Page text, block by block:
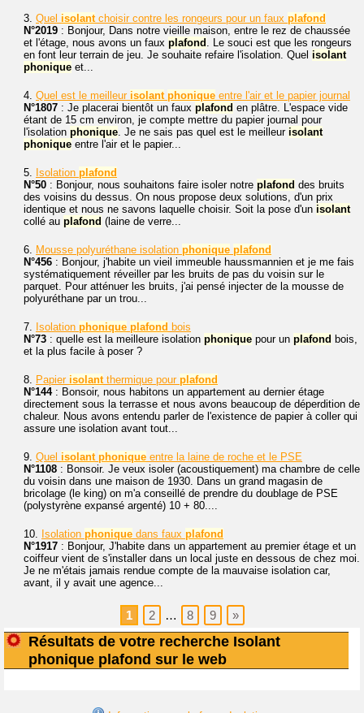
3. Quel isolant choisir contre les rongeurs pour un faux plafond
N°2019 : Bonjour, Dans notre vieille maison, entre le rez de chaussée
et l'étage, nous avons un faux plafond . Le souci est que les rongeurs
en font leur terrain de jeu. Je souhaite refaire l'isolation. Quel isolant
phonique et...
4. Quel est le meilleur isolant phonique entre l'air et le papier journal
N°1807 : Je placerai bientôt un faux plafond en plâtre. L'espace vide
étant de 15 cm environ, je compte mettre du papier journal pour
l'isolation phonique . Je ne sais pas quel est le meilleur isolant
phonique entre l'air et le papier...
5. Isolation plafond
N°50 : Bonjour, nous souhaitons faire isoler notre plafond des bruits
des voisins du dessus. On nous propose deux solutions, d'un prix
identique et nous ne savons laquelle choisir. Soit la pose d'un isolant
collé au plafond (laine de verre...
6. Mousse polyuréthane isolation phonique plafond
N°456 : Bonjour, j'habite un vieil immeuble haussmannien et je me fais
systématiquement réveiller par les bruits de pas du voisin sur le
parquet. Pour atténuer les bruits, j'ai pensé injecter de la mousse de
polyuréthane par un trou...
7. Isolation phonique plafond bois
N°73 : quelle est la meilleure isolation phonique pour un plafond bois,
et la plus facile à poser ?
8. Papier isolant thermique pour plafond
N°144: Bonsoir, nous habitons un appartement au dernier étage
directement sous la terrasse et nous avons beaucoup de déperdition de
chaleur. Nous avons entendu parler de l'existence de papier à coller qui
assure une isolation avant tout...
9. Quel isolant phonique entre la laine de roche et le PSE
N°1108 : Bonsoir. Je veux isoler (acoustiquement) ma chambre de celle
du voisin dans une maison de 1930. Dans un grand magasin de
bricolage (le king) on m'a conseillé de prendre du doublage de PSE
(polystyrène expansé argenté) 10 + 80....
10. Isolation phonique dans faux plafond
N°1917 : Bonjour, J'habite dans un appartement au premier étage et un
coiffeur vient de s'installer dans un local juste en dessous de chez moi.
Je ne m'étais jamais rendue compte de la mauvaise isolation car,
avant, il y avait une agence...
1 2 … 8 9 »
Résultats de votre recherche Isolant
phonique plafond sur le web